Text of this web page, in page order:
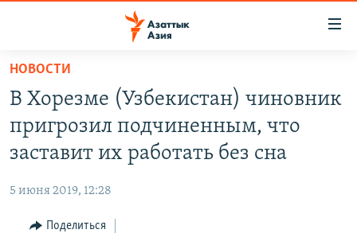
Вернуться
основному
содержанию
Вернутся
главной
Вернутся
ЦЕНТРАЛЬНАЯ АЗИЯ
КАЗАХСТАН
ТАДЖИКИСТАН
НОВОСТИ
ВОЙНА В УКРАИНЕ
КЫРГЫЗЧА
НОВОСТИ
В Хорезме (Узбекистан) чиновник
пригрозил подчиненным, что
заставит их работать без сна
5 июня 2019, 12:28
Поделиться